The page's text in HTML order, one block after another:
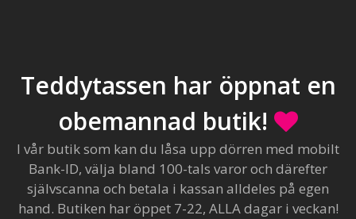
Teddytassen har öppnat en
obemannad butik!
I vår butik som kan du låsa upp dörren med mobilt
Bank-ID, välja bland 100-tals varor och därefter
självscanna och betala i kassan alldeles på egen
hand. Butiken har öppet 7-22, ALLA dagar i veckan!